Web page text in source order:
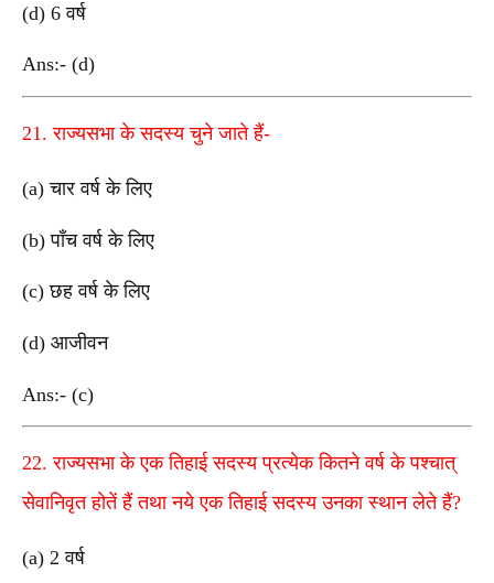
(d) 6 वर्ष
Ans:- (d)
21. राज्यसभा के सदस्य चुने जाते हैं-
(a) चार वर्ष के लिए
(b) पाँच वर्ष के लिए
(c) छह वर्ष के लिए
(d) आजीवन
Ans:- (c)
22. राज्यसभा के एक तिहाई सदस्य प्रत्येक कितने वर्ष के पश्चात्
सेवानिवृत होतें हैं तथा नये एक तिहाई सदस्य उनका स्थान लेते हैं?
(a) 2 वर्ष